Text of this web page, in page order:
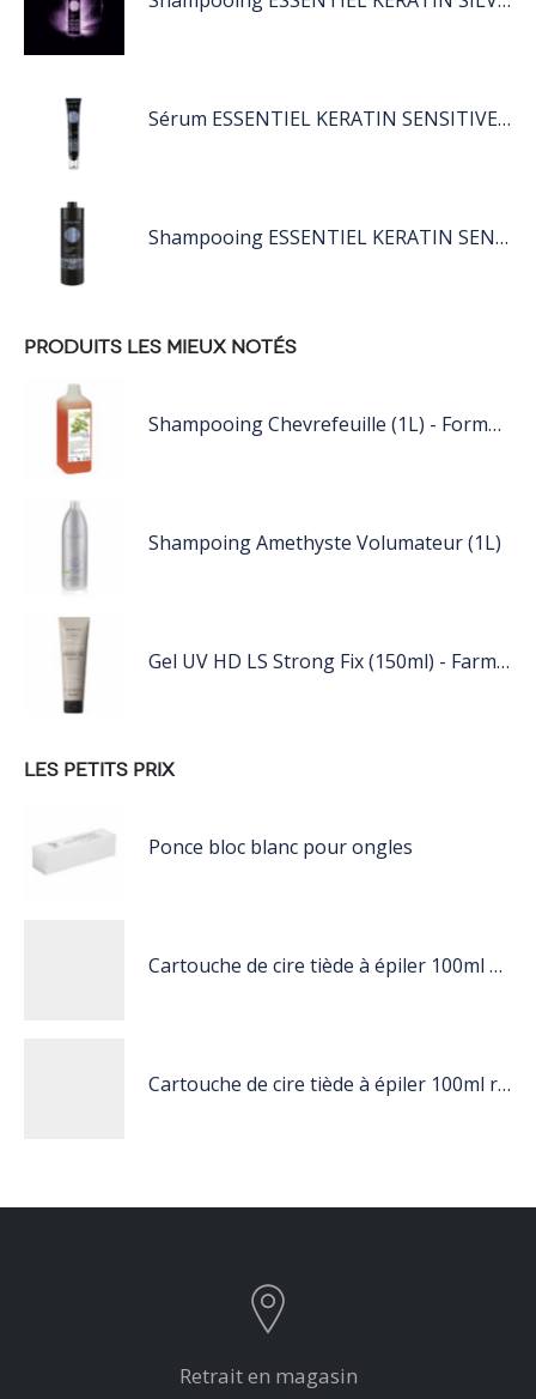
Sérum ESSENTIEL KERATIN SENSITIVE 40 ML
Shampooing ESSENTIEL KERATIN SENSITIVE 1L
PRODUITS LES MIEUX NOTÉS
Shampooing Chevrefeuille (1L) - Formul Pro
Shampoing Amethyste Volumateur (1L)
Gel UV HD LS Strong Fix (150ml) - Farmavita
LES PETITS PRIX
Ponce bloc blanc pour ongles
Cartouche de cire tiède à épiler 100ml miel
Cartouche de cire tiède à épiler 100ml rose
Retrait en magasin